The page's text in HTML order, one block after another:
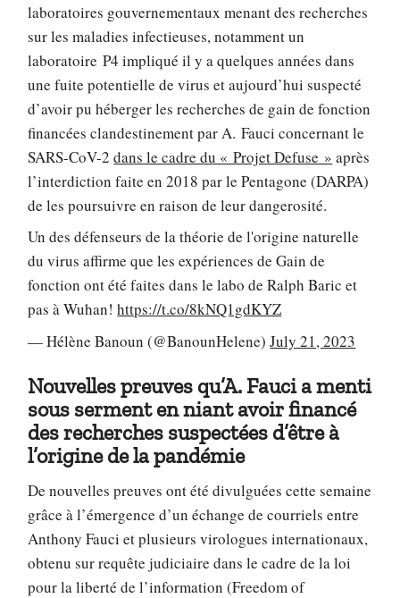
laboratoires gouvernementaux menant des recherches
sur les maladies infectieuses, notamment un
laboratoire P4 impliqué il y a quelques années dans
une fuite potentielle de virus et aujourd’hui suspecté
d’avoir pu héberger les recherches de gain de fonction
financées clandestinement par A. Fauci concernant le
SARS-CoV-2dans le cadre du « Projet Defuse » après
l’interdiction faite en 2018 par le Pentagone (DARPA)
de les poursuivre en raison de leur dangerosité.
Un des défenseurs de la théorie de l'origine naturelle
du virus affirme que les expériences de Gain de
fonction ont été faites dans le labo de Ralph Baric et
pas à Wuhan!https://t.co/8kNQ1gdKYZ
— Hélène Banoun (@BanounHelene)July 21, 2023
Nouvelles preuves qu’A. Fauci a menti
sous serment en niant avoir financé
des recherches suspectées d’être à
l’origine de la pandémie
De nouvelles preuves ont été divulguées cette semaine
grâce à l’émergence d’un échange de courriels entre
Anthony Fauci et plusieurs virologues internationaux,
obtenu sur requête judiciaire dans le cadre de la loi
pour la liberté de l’information (Freedom of